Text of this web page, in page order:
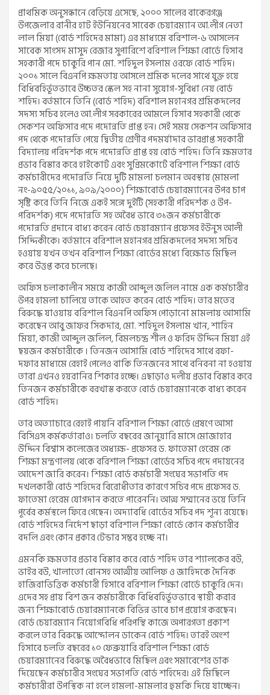
প্রাথমিক অনুসন্ধানে বেড়িয়ে এসেছে, ২০০০ সালের বাকেরগঞ্জ
উপজেলার রানীর হাট ইউনিয়নের সাবেক চেয়ারম্যান আ.লীগ নেতা
লাল মিয়া (বোর্ড শহিদের মামা) এর মাধ্যমে বরিশাল-৬ আসলেন
সাবেক সাংসদ মাসুদ রেজার সুপারিশে বরিশাল শিক্ষা বোর্ডে হিসাব
সহকারী পদে চাকুরি পান মো. শহিদুল ইসলাম ওরফে বোর্ড শহিদ।
২০০১ সালে বিএনপি ক্ষমতায় আসলে শ্রমিক দলের সাথে যুক্ত হয়ে
বিধিবহির্ভূতভাবে উচ্চতর স্কেল সহ নানা সুযোগ-সুবিধা নেয় বোর্ড
শহিদ। বর্তমানে তিনি (বোর্ড শহিদ) বরিশাল মহানগর শ্রমিকদলের
সদস্য সচিব হলেও আ.লীগ সরকারের আমলে হিসাব সহকারী থেকে
সেকশন অফিসার পদে পদোন্নতি প্রাপ্ত হন। সেই সময় সেকশন অফিসার
পদ থেকে পদোন্নতি পেয়ে দ্বিতীয় শ্রেণীর পদমর্যাদার ভারপ্রাপ্ত সহকারী
বিদ্যালয় পরিদর্শক পদে পদোন্নতি প্রাপ্ত হয় বোর্ড শহিদ। তিনি ক্ষমতার
প্রভাব বিস্তার করে হাইকোর্ট এবং সুপ্রিমকোর্টে বরিশাল শিক্ষা বোর্ড
কর্মচারীদের পদোন্নতি নিয়ে দুটি মামলা চলমান অবস্থায় (মামলা
নং-৯০৫৫/২০১১, ৯০৯/২০০০) শিক্ষাবোর্ড চেয়ারম্যানের উপর চাপ
সৃষ্টি করে তিনি নিজে একই সঙ্গে দুইটি (সহকারী পরিদর্শক ও উপ-
পরিদর্শক) পদে পদোন্নতি সহ অবৈধ ভাবে ৩১জন কর্মচারীকে
পদোন্নতি প্রদানে বাধ্য করেন বোর্ড চেয়ারম্যান প্রফেসর ইউনুস আলী
সিদ্দিকীকে। বর্তমানে বরিশাল মহানগর শ্রমিকদলের সদস্য সচিব
হওয়ায় যখন তখন বরিশাল শিক্ষা বোর্ডের মধ্যে বিক্ষোভ মিছিল
করে উত্তপ্ত করে চলেছে।
অফিস চলাকালীন সময়ে কাজী আব্দুল জলিল নামে এক কর্মচারীর
উপর হামলা চালিয়ে তাকে আহত করেন বোর্ড শহিদ। তার মতের
বিরুদ্ধে যাওয়ায় বরিশাল বিএনপি অফিস পোড়ানো মামলায় আসামি
করেছেন আবু জাফর সিকদার, মো. শহিদুল ইসলাম খান, শাহিন
মিয়া, কাজী আব্দুল জলিল, বিমলচন্দ্র শীল ও ফরিদ উদ্দিন মিয়া এই
ছয়জন কর্মচারীকে । তিনজন আসামি বোর্ড শহিদের সাথে রফা-
দফার মাধ্যমে রেহাই পেলেও বাকি তিনজনের সাথে বনিবনা না হওয়ায়
তারা এখনও হয়রানির শিকার হচ্ছে। এছাড়াও দলীয় প্রভাব বিস্তার করে
তিনজন কর্মচারীকে বরখাস্ত করতে বোর্ড চেয়ারম্যানকে বাধ্য করেন
বোর্ড শহিদ।
তার অত্যাচারে রেহাই পায়নি বরিশাল শিক্ষা বোর্ডে প্রেষণে আসা
বিসিএস কর্মকর্তারাও। চলতি বছরের জানুয়ারি মাসে মোজাহার
উদ্দিন বিশ্বাস কলেজের অধ্যক্ষ- প্রফেসর ড. ফাতেমা হেরেম কে
শিক্ষা মন্ত্রণালয় থেকে বরিশাল শিক্ষা বোর্ডের সচিব পদে পদায়নের
আদেশ জারি করেন। শিক্ষা বোর্ড কর্মচারী সংঘের সভাপতি পদ
দখলকারী বোর্ড শহিদের বিরোধীতার কারণে সচিব পদে প্রফেসর ড.
ফাতেমা হেরেম যোগদান করতে পারেননি। আত্ম সম্মানের ভয়ে তিনি
পূর্বের কর্মস্থলে ফিরে গেছেন। অদ্যাবধি বোর্ডের সচিব পদ শূন্য রয়েছে।
বোর্ড শহিদের নির্দেশ ছাড়া বরিশাল শিক্ষা বোর্ডে কোন কর্মচারীর
বদলি এবং কোন প্রকার টেন্ডার সম্ভব হচ্ছে না।
এমনকি ক্ষমতার প্রভাব বিস্তার করে বোর্ড শহিদ তার শ্যালকের বউ,
ভাইর বউ, খালাতো বোনসহ আত্মীয় আলিফ ও জাহিদকে দৈনিক
হাজিরাভিত্তিক কর্মচারী হিসাবে বরিশাল শিক্ষা বোর্ডে চাকুরি দেন।
এদের সহ প্রায় বিশ জন কর্মচারীকে বিধিবহির্ভূতভাবে স্থায়ী করার
জন্য শিক্ষাবোর্ড চেয়ারম্যানকে বিভিন্ন ভাবে চাপ প্রয়োগ করছেন।
বোর্ড চেয়ারম্যান নিয়োগবিধি পরিপন্থি কাজে অপারগতা প্রকাশ
করলে তার বিরুদ্ধে আন্দোলন ডাকেন বোর্ড শহিদ। তারই অংশ
হিসাবে চলতি বছরের ১০ ফেব্রুয়ারি বরিশাল শিক্ষা বোর্ড
চেয়ারম্যানের বিরুদ্ধে অবৈধভাবে মিছিল এবং সমাবেশের ডাক
দিয়েছেন কর্মচারীর সংঘের সভাপতি বোর্ড শহিদের। এই মিছিলে
কর্মচারীরা উপস্থিক না হলে হামলা-মামলার হুমকি দিয়ে যাচ্ছেন।